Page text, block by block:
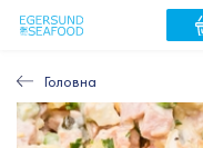
Головна